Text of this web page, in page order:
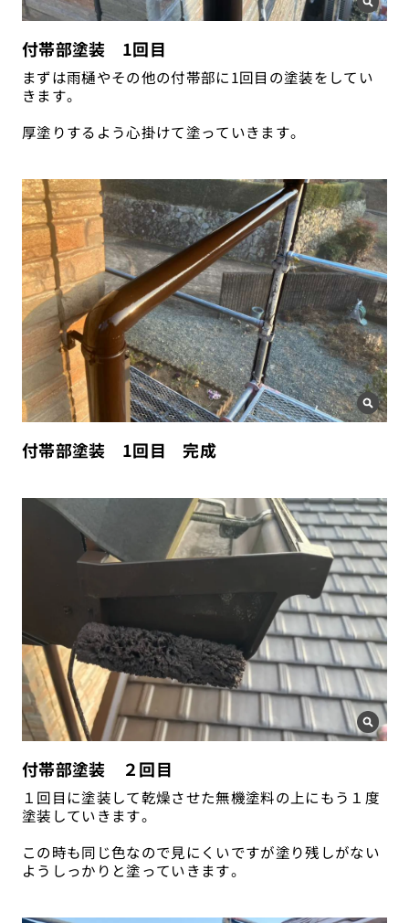
付帯部塗装 1回目
まずは雨樋やその他の付帯部に1回目の塗装をしてい
きます。
厚塗りするよう心掛けて塗っていきます。
付帯部塗装 1回目 完成
付帯部塗装 ２回目
１回目に塗装して乾燥させた無機塗料の上にもう１度
塗装していきます。
この時も同じ色なので見にくいですが塗り残しがない
ようしっかりと塗っていきます。